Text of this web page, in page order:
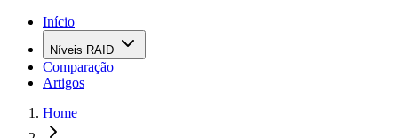
Início
Níveis RAID
Comparação
Artigos
Home